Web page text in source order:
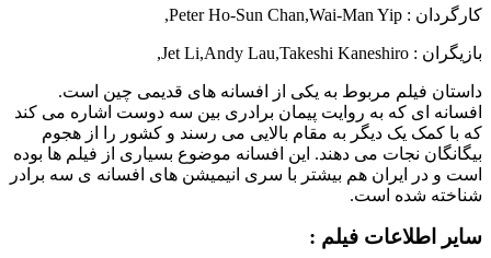
کارگردان : Peter Ho-Sun Chan ,Wai-Man Yip
,
بازیگران : Jet Li ,Andy Lau,Takeshi Kaneshiro
,
داستان فیلم مربوط به یکی از افسانه های قدیمی چین است.
افسانه ای که به روایت پیمان برادری بین سه دوست اشاره می کند
که با کمک یک دیگر به مقام بالایی می رسند و کشور را از هجوم
بیگانگان نجات می دهند. این افسانه موضوع بسیاری از فیلم ها بوده
است و در ایران هم بیشتر با سری انیمیشن های افسانه ی سه برادر
شناخته شده است.
سایر اطلاعات فیلم :